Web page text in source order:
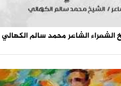
الشاعر محمد سالم الكهالي